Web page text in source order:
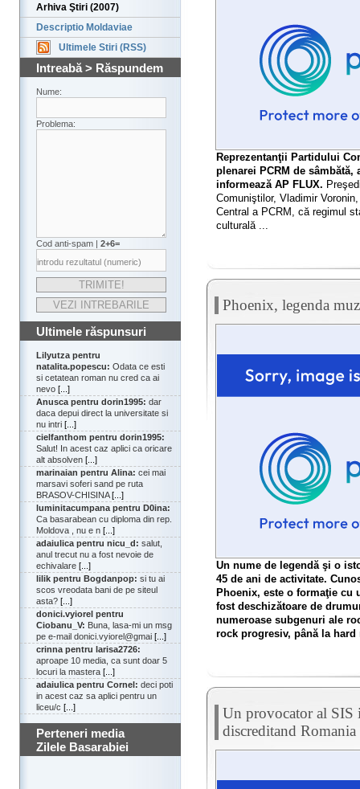
Arhiva Ştiri (2007)
Descriptio Moldaviae
Ultimele Stiri (RSS)
Intreabă > Răspundem
Nume:
Problema:
Cod anti-spam | 2+6=
Ultimele răspunsuri
Lilyutza pentru
natalita.popescu: Odata ce esti
si cetatean roman nu cred ca ai
nevo [...]
Anusca pentru dorin1995: dar
daca depui direct la universitate si
nu intri [...]
cielfanthom pentru dorin1995:
Salut! In acest caz aplici ca oricare
alt absolven [...]
marinaian pentru Alina: cei mai
marsavi soferi sand pe ruta
BRASOV-CHISINA[...]
luminitacumpana pentru D0ina:
Ca basarabean cu diploma din rep.
Moldova , nu e n [...]
adaiulica pentru nicu_d: salut,
anul trecut nu a fost nevoie de
echivalare [...]
lilik pentru Bogdanpop: si tu ai
scos vreodata bani de pe siteul
asta? [...]
donici.vyiorel pentru
Ciobanu_V: Buna, lasa-mi un msg
pe e-mail donici.vyiorel@gmai [...]
crinna pentru larisa2726:
aproape 10 media, ca sunt doar 5
locuri la mastera [...]
adaiulica pentru Cornel: deci poti
in acest caz sa aplici pentru un
liceu/c [...]
Perteneri media
Zilele Basarabiei
Reprezentanţii Partidului
plenarei PCRM de
informează AP FLUX.
Comuniştilor, Vladimir
Central a PCRM, că regimul
culturală ...
Phoenix, legenda
Un nume de legendă şi o
45 de ani de activitate.
Phoenix, este o formaţie cu
fost deschizătoare de
numeroase subgenuri ale
rock progresiv, până la hard
Un provocator al SIS
discreditand